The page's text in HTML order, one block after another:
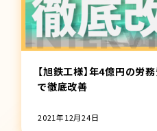
【旭鉄工様】年4億円の労
で徹底改善
2021年12月24日